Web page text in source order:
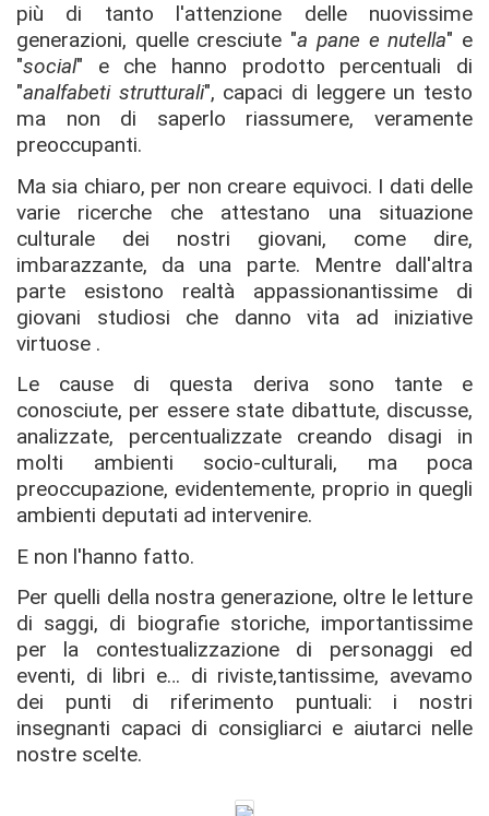
più di tanto l'attenzione delle nuovissime
generazioni, quelle cresciute "a pane e nutella" e
"social" e che hanno prodotto percentuali di
"analfabeti strutturali", capaci di leggere un testo
ma non di saperlo riassumere, veramente
preoccupanti.
Ma sia chiaro, per non creare equivoci. I dati delle
varie ricerche che attestano una situazione
culturale dei nostri giovani, come dire,
imbarazzante, da una parte. Mentre dall'altra
parte esistono realtà appassionantissime di
giovani studiosi che danno vita ad iniziative
virtuose .
Le cause di questa deriva sono tante e
conosciute, per essere state dibattute, discusse,
analizzate, percentualizzate creando disagi in
molti ambienti socio-culturali, ma poca
preoccupazione, evidentemente, proprio in quegli
ambienti deputati ad intervenire.
E non l'hanno fatto.
Per quelli della nostra generazione, oltre le letture
di saggi, di biografie storiche, importantissime
per la contestualizzazione di personaggi ed
eventi, di libri e… di riviste,tantissime, avevamo
dei punti di riferimento puntuali: i nostri
insegnanti capaci di consigliarci e aiutarci nelle
nostre scelte.